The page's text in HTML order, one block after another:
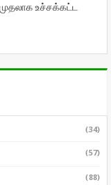
உச்சக்கட்ட
(34)
(57)
(88)